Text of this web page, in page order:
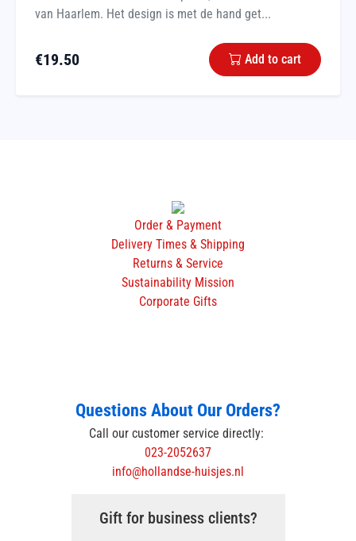
van Haarlem. Het design is met de hand get...
€19.50 Add to cart
Order & Payment
Delivery Times & Shipping
Returns & Service
Sustainability Mission
Corporate Gifts
Questions About Our Orders?
Call our customer service directly:
023-2052637
info@hollandse-huisjes.nl
Gift for business clients?